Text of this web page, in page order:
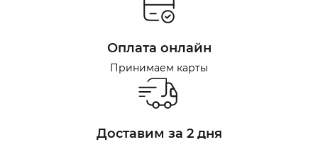
Оплата онлайн
Принимаем карты
Доставим за 2 дня